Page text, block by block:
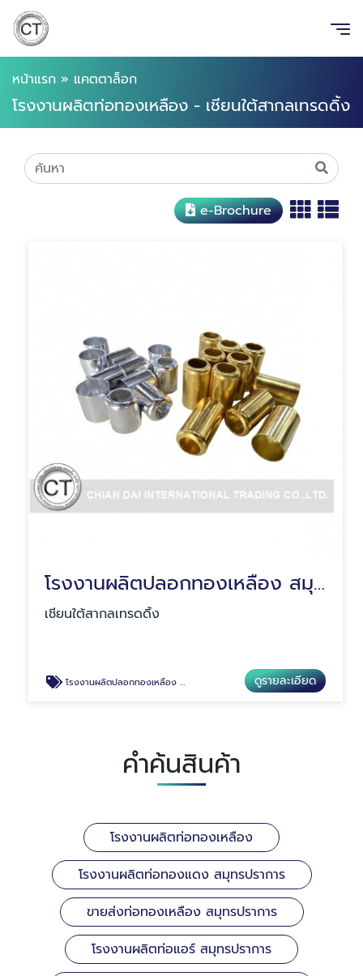
หน้าแรก » แคตตาล็อก
โรงงานผลิตท่อทองเหลือง - เชียนใต้สากลเทรดดิ้ง
e-Brochure
โรงงานผลิตปลอกทองเหลือง สมุทรปราการ
เชียนใต้สากลเทรดดิ้ง
โรงงานผลิตปลอกทองเหลือง สมุทรปราการ ดูรายละเอียด
คำค้นสินค้า
โรงงานผลิตท่อทองเหลือง
โรงงานผลิตท่อทองแดง สมุทรปราการ
ขายส่งท่อทองเหลือง สมุทรปราการ
โรงงานผลิตท่อแอร์ สมุทรปราการ